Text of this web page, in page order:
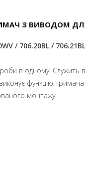
З ВИВОДОМ
/ 706.20BL /
в одному. Служить
функцію
монтажу.